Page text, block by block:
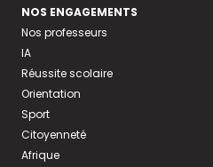
NOS ENGAGEMENTS
Nos professeurs
IA
Réussite scolaire
Orientation
Sport
Citoyenneté
Afrique